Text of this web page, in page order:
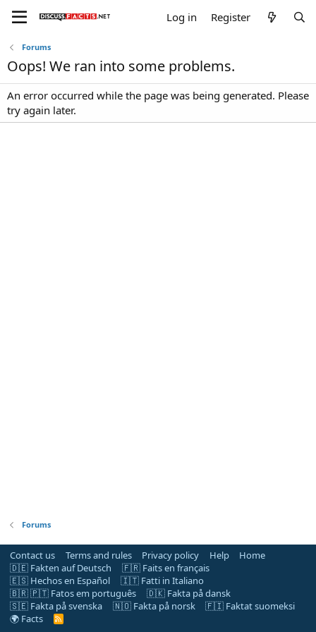
Log in Register
Forums
Oops! We ran into some problems.
An error occurred while the page was being generated. Please
try again later.
Forums
Contact us Terms and rules Privacy policy Help
Home
🇩🇪 Fakten auf Deutsch
🇫🇷 Faits en français
🇪🇸 Hechos en Español
🇮🇹 Fatti in Italiano
🇧🇷 🇵🇹 Fatos em português
🇩🇰 Fakta på dansk
🇸🇪 Fakta på svenska
🇳🇴 Fakta på norsk
🇫🇮 Faktat suomeksi
🌍 Facts
R